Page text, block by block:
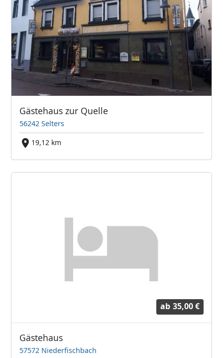
Gästehaus zur Quelle
56242 Selters
19,12 km
ab 35,00 €
Gästehaus
57572 Niederfischbach